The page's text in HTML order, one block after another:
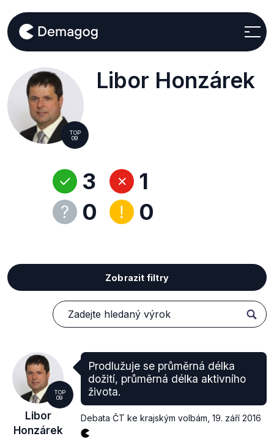
TOP
09
Libor Honzárek
3
0
1
0
Zobrazit filtry
TOP
09
Libor
Honzárek
Prodlužuje se průměrná délka
dožití, průměrná délka aktivního
života.
Debata ČT ke krajským volbám 19. září 2016